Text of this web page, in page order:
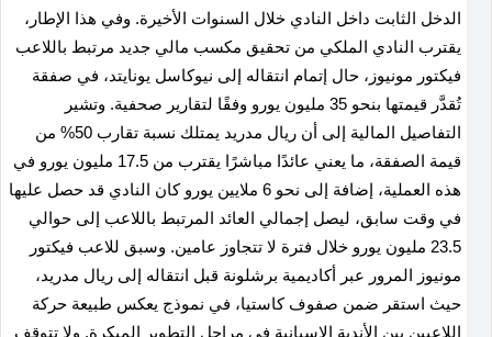
الدخل الثابت داخل النادي خلال السنوات الأخيرة. وفي هذا الإطار،
يقترب النادي الملكي من تحقيق مكسب مالي جديد مرتبط باللاعب
فيكتور مونيوز، حال إتمام انتقاله إلى نيوكاسل يونايتد، في صفقة
تُقدَّر قيمتها بنحو 35 مليون يورو وفقًا لتقارير صحفية
. وتشير
التفاصيل المالية إلى أن ريال مدريد يمتلك نسبة تقارب 50% من
قيمة الصفقة، ما يعني عائدًا مباشرًا يقترب من 17.5 مليون يورو في
هذه العملية، إضافة إلى نحو 6 ملايين يورو كان النادي قد حصل عليها
في وقت سابق، ليصل إجمالي العائد المرتبط باللاعب إلى حوالي
23.5 مليون يورو خلال فترة لا تتجاوز عامين
. وسبق للاعب فيكتور
مونيوز المرور عبر أكاديمية برشلونة قبل انتقاله إلى ريال مدريد،
حيث استقر ضمن صفوف كاستيا، في نموذج يعكس طبيعة حركة
اللاعبين بين الأندية الإسبانية في مراحل التطوير المبكرة. ولا تتوقف